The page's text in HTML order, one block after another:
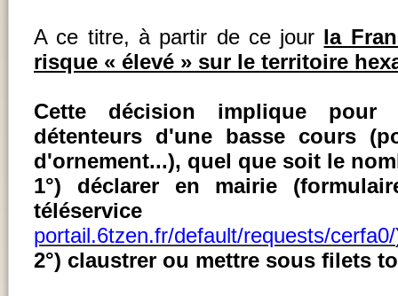
A ce titre, à partir de ce jour la
risque « élevé » sur le territoire
Cette décision implique pour
détenteurs d'une basse cours
d'ornement...), quel que soit le
1°) déclarer en mairie
téléservice
portail.6tzen.fr/default/requests/cerfa0/
2°) claustrer ou mettre sous filets